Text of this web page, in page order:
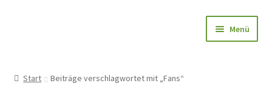
Menü
Start Beiträge verschlagwortet mit „Fans“